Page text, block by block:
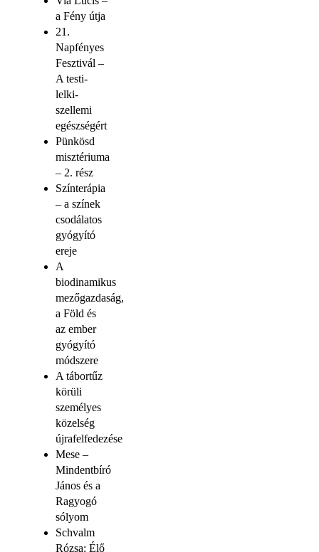
a Fény útja
21.
Napfényes
Fesztivál –
A testi-
lelki-
szellemi
egészségért
Pünkösd
misztériuma
– 2. rész
Színterápia
– a színek
csodálatos
gyógyító
ereje
A
biodinamikus
mezőgazdaság,
a Föld és
az ember
gyógyító
módszere
A tábortűz
körüli
személyes
közelség
újrafelfedezése
Mese –
Mindentbíró
János és a
Ragyogó
sólyom
Schvalm
Rózsa: Élő